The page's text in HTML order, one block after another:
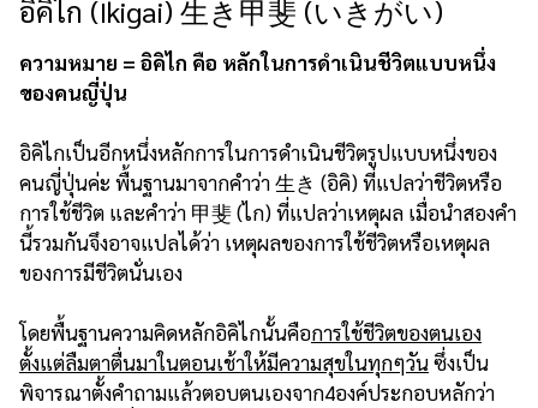
อิคิไก (Ikigai) 生き甲斐 (いきがい)
ความหมาย = อิคิไก คือ หลักในการดำเนินชีวิตแบบหนึ่ง
ของคนญี่ปุ่น
อิคิไกเป็นอีกหนึ่งหลักการในการดำเนินชีวิตรูปแบบหนึ่งของ
คนญี่ปุ่นค่ะ พื้นฐานมาจากคำว่า 生き (อิคิ) ที่แปลว่าชีวิตหรือ
การใช้ชีวิต และคำว่า 甲斐 (ไก) ที่แปลว่าเหตุผล เมื่อนำสองคำ
นี้รวมกันจึงอาจแปลได้ว่า เหตุผลของการใช้ชีวิตหรือเหตุผล
ของการมีชีวิตนั่นเอง
โดยพื้นฐานความคิดหลักอิคิไกนั้นคือการใช้ชีวิตของตนเอง
ตั้งแต่ลืมตาตื่นมาในตอนเช้าให้มีความสุขในทุกๆวันซึ่งเป็น
พิจารณาตั้งคำถามแล้วตอบตนเองจาก4องค์ประกอบหลักว่า